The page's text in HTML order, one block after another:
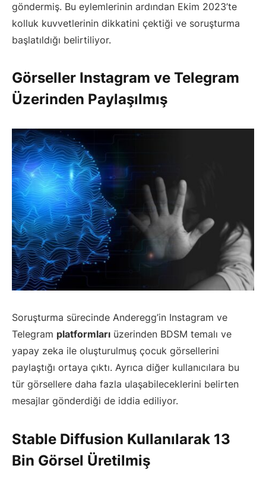
göndermiş. Bu eylemlerinin ardından Ekim 2023’te
kolluk kuvvetlerinin dikkatini çektiği ve soruşturma
başlatıldığı belirtiliyor.
Görseller Instagram ve Telegram
Üzerinden Paylaşılmış
Soruşturma sürecinde Anderegg’in Instagram ve
Telegram platformları üzerinden BDSM temalı ve
yapay zeka ile oluşturulmuş çocuk görsellerini
paylaştığı ortaya çıktı. Ayrıca diğer kullanıcılara bu
tür görsellere daha fazla ulaşabileceklerini belirten
mesajlar gönderdiği de iddia ediliyor.
Stable Diffusion Kullanılarak 13
Bin Görsel Üretilmiş